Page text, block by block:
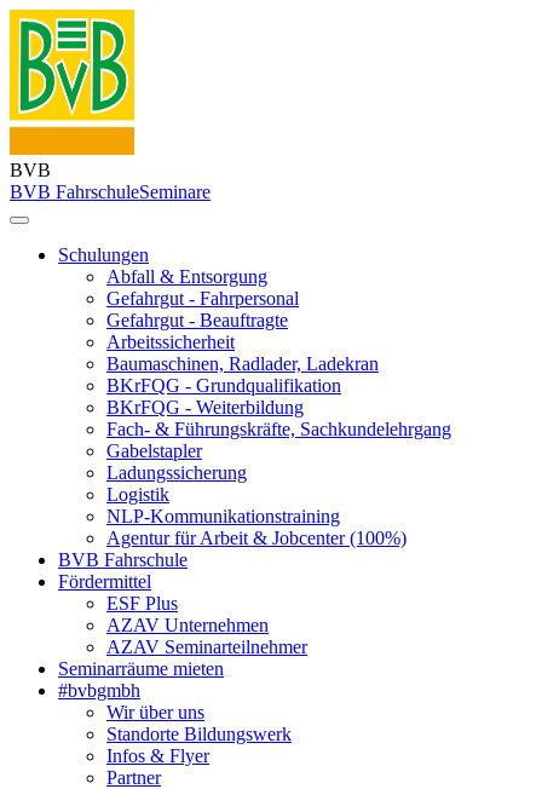
BVB
BVB FahrschuleSeminare
Schulungen
Abfall & Entsorgung
Gefahrgut - Fahrpersonal
Gefahrgut - Beauftragte
Arbeitssicherheit
Baumaschinen, Radlader, Ladekran
BKrFQG - Grundqualifikation
BKrFQG - Weiterbildung
Fach- & Führungskräfte, Sachkundelehrgang
Gabelstapler
Ladungssicherung
Logistik
NLP-Kommunikationstraining
Agentur für Arbeit & Jobcenter (100%)
BVB Fahrschule
Fördermittel
ESF Plus
AZAV Unternehmen
AZAV Seminarteilnehmer
Seminarräume mieten
#bvbgmbh
Wir über uns
Standorte Bildungswerk
Infos & Flyer
Partner